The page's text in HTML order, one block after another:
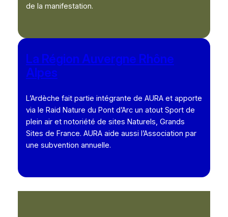
de la manifestation.
La Région Auvergne Rhône
Alpes
L’Ardèche fait partie intégrante de AURA et apporte
via le Raid Nature du Pont d’Arc un atout Sport de
plein air et notoriété de sites Naturels, Grands
Sites de France. AURA aide aussi l’Association par
une subvention annuelle.